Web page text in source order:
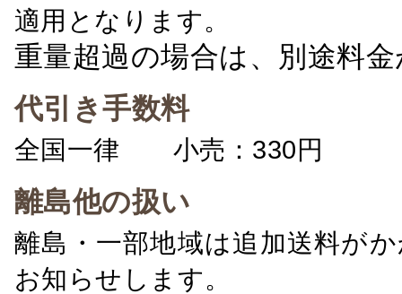
適用となります。
重量超過の場合は、別途料
代引き手数料
全国一律 小売：330円 卸
離島他の扱い
離島・一部地域は追加送料が
お知らせします。